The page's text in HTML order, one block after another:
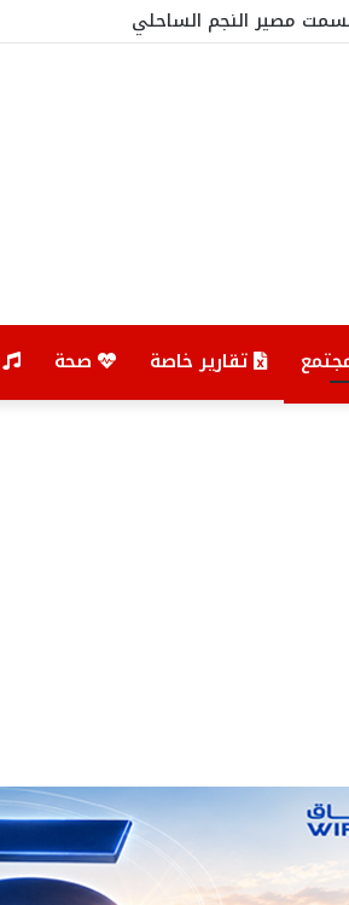
بباب سعدون وإيقاف عدة عناصر اجرامية
تقارير خاصة صحة